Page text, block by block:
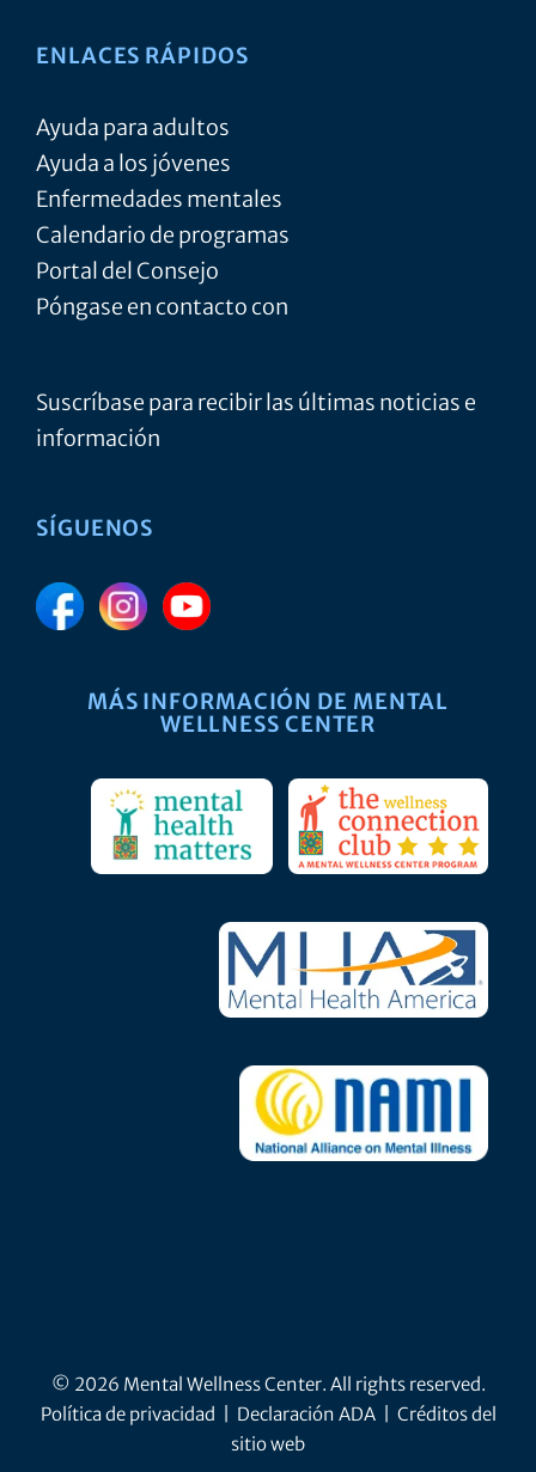
ENLACES RÁPIDOS
Ayuda para adultos
Ayuda a los jóvenes
Enfermedades mentales
Calendario de programas
Portal del Consejo
Póngase en contacto con
Suscríbase para recibir las últimas noticias e
información
SÍGUENOS
MÁS INFORMACIÓN DE MENTAL
WELLNESS CENTER
© 2026 Mental Wellness Center. All rights reserved.
Política de privacidad
Declaración ADA| Créditos del
sitio web